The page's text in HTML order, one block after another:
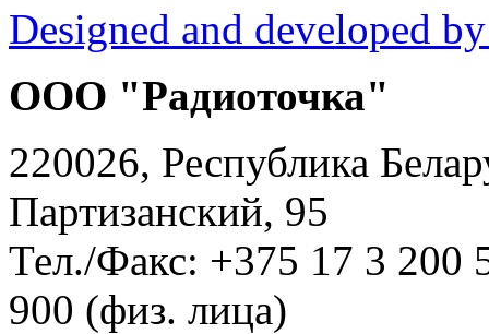
Designed and developed
ООО "Радиоточка"
220026, Республика
Партизанский, 95
Тел./Факс: +375 17 3
900 (физ. лица)